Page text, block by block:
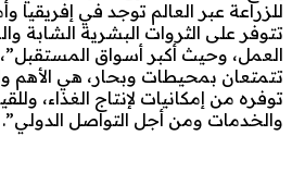
للزراعة عبر العالم توجد في إفريقيا
تتوفر على الثروات البشرية الشابة
العمل، وحيث أكبر أسواق المستقبل”،
تتمتعان بمحيطات وبحار، هي الأهم
توفره من إمكانيات لإنتاج الغذاء،
والخدمات ومن أجل التواصل الدولي”.